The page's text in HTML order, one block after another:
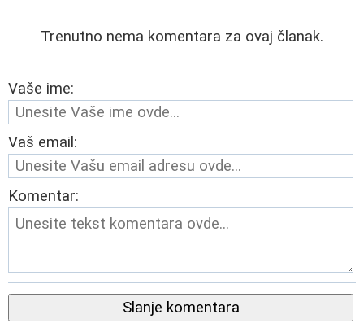
Trenutno nema komentara za ovaj članak.
Vaše ime:
Vaš email:
Komentar:
Slanje komentara